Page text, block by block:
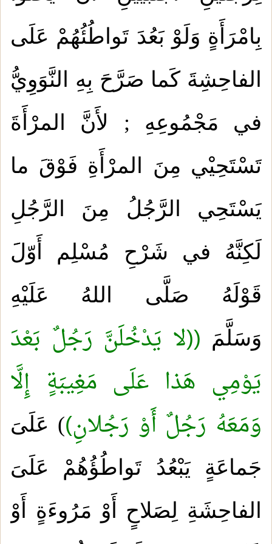
بِامْرَأَةٍ وَلَوْ بَعُدَ تَواطُئُهُمْ عَلَى
الفاحِشِةَ كَما صَرَّحَ بِهِ النَّوَوِيُّ
في مَجْمُوعِهِ ; لأَنَّ المرْأَةَ
تَسْتَحِيْي مِنَ المرْأَةِ فَوْقَ ما
يَسْتَحِي الرَّجُلُ مِنَ الرَّجُلِ
لَكِنَّهُ في شَرْحِ مُسْلِم أَوّلََ
قَوْلَهُ صَلَّى اللهُ عَلَيْهِ
وَسَلَّمَ ((لا يَدْخُلَنَّ رَجُلٌ بَعْدَ
يَوْمِي هَذا عَلَى مَغِيبَةٍ إِلَّا
وَمَعَهُ رَجُلٌ أَوْ رَجُلانِ)) عَلَىَ
جَماعَةٍ يَبْعُدُ تَواطُؤُهُمْ عَلَىَ
الفاحِشَةِ لِصَلاحٍ أَوْ مَرُوءَةٍ أَوْ